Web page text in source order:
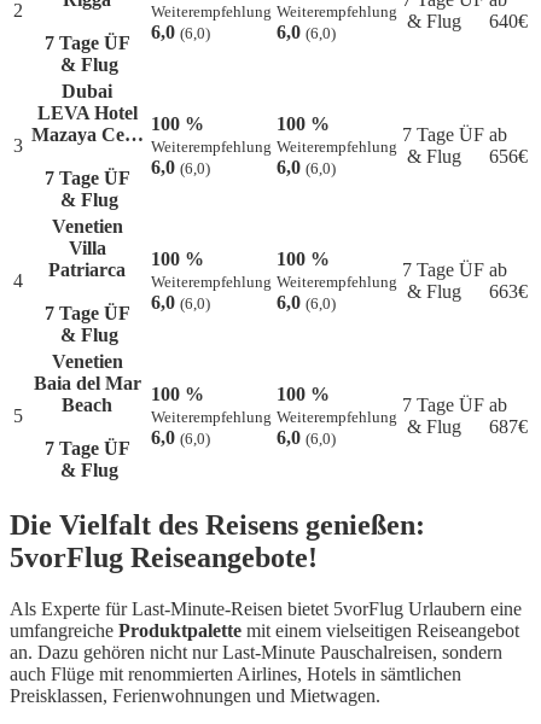
2
7 Tage ÜF
& Flug
Weiterempfehlung
6,0 (6,0)
Weiterempfehlung
6,0 (6,0)
& Flug
640€
3
Dubai
LEVA Hotel
Mazaya Ce…
7 Tage ÜF
& Flug
100 %
Weiterempfehlung
6,0 (6,0)
100 %
Weiterempfehlung
6,0 (6,0)
7 Tage ÜF
& Flug
ab
656€
4
Venetien
Villa
Patriarca
7 Tage ÜF
& Flug
100 %
Weiterempfehlung
6,0 (6,0)
100 %
Weiterempfehlung
6,0 (6,0)
7 Tage ÜF
& Flug
ab
663€
5
Venetien
Baia del Mar
Beach
7 Tage ÜF
& Flug
100 %
Weiterempfehlung
6,0 (6,0)
100 %
Weiterempfehlung
6,0 (6,0)
7 Tage ÜF
& Flug
ab
687€
Die Vielfalt des Reisens genießen:
5vorFlug Reiseangebote!
Als Experte für Last-Minute-Reisen bietet 5vorFlug Urlaubern eine
umfangreiche Produktpalette mit einem vielseitigen Reiseangebot
an. Dazu gehören nicht nur Last-Minute Pauschalreisen, sondern
auch Flüge mit renommierten Airlines, Hotels in sämtlichen
Preisklassen, Ferienwohnungen und Mietwagen.